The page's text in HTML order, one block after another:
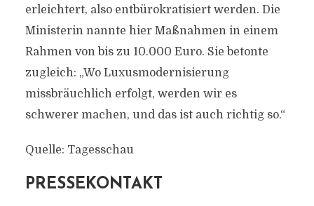
erleichtert, also entbürokratisiert werden. Die
Ministerin nannte hier Maßnahmen in einem
Rahmen von bis zu 10.000 Euro. Sie betonte
zugleich: „Wo Luxusmodernisierung
missbräuchlich erfolgt, werden wir es
schwerer machen, und das ist auch richtig so.“
Quelle: Tagesschau
PRESSEKONTAKT